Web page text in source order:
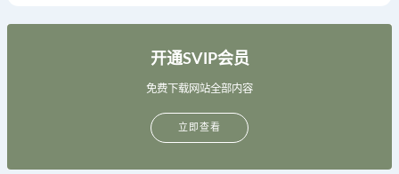
开通SVIP会员
免费下载网站全部内容
立即查看